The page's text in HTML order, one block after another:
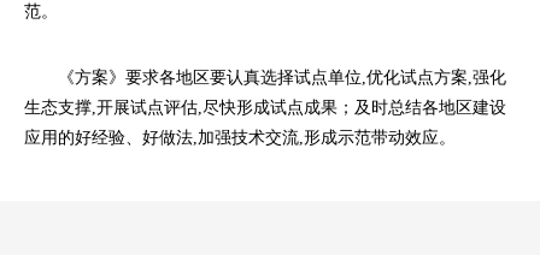
范。
《方案》要求各地区要认真选择试点单位,优化试点方案,强化
生态支撑,开展试点评估,尽快形成试点成果；及时总结各地区建设
应用的好经验、好做法,加强技术交流,形成示范带动效应。